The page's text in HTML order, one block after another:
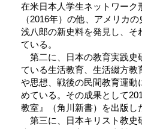
在米日本人学生ネットワーク
（2016年）の他、アメリカ
浅八郎の新史料を発見し、そ
ている。
第二に、日本の教育実践史
ている生活教育、生活綴方教
や思想、戦後の民間教育運動
めている。その成果として
教室』（角川新書）を出版し
第三に、日本キリスト教史